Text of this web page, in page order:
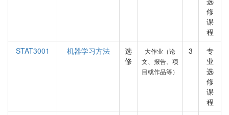
修
课
程
STAT3001
机器学习方法
选
修
大作业（论
文、报告、项
目或作品等）
3
专
业
选
修
课
程